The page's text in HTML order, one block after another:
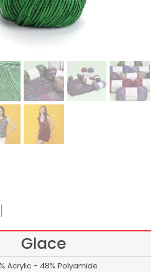
Glace
Acrylic - 48% Polyamide